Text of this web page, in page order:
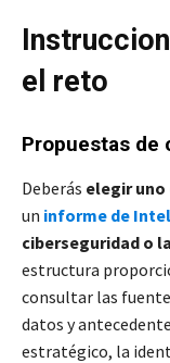
el reto
Propuestas de
Deberás elegir uno
un informe de
ciberseguridad o
estructura
consultar las
datos y
estratégico, la